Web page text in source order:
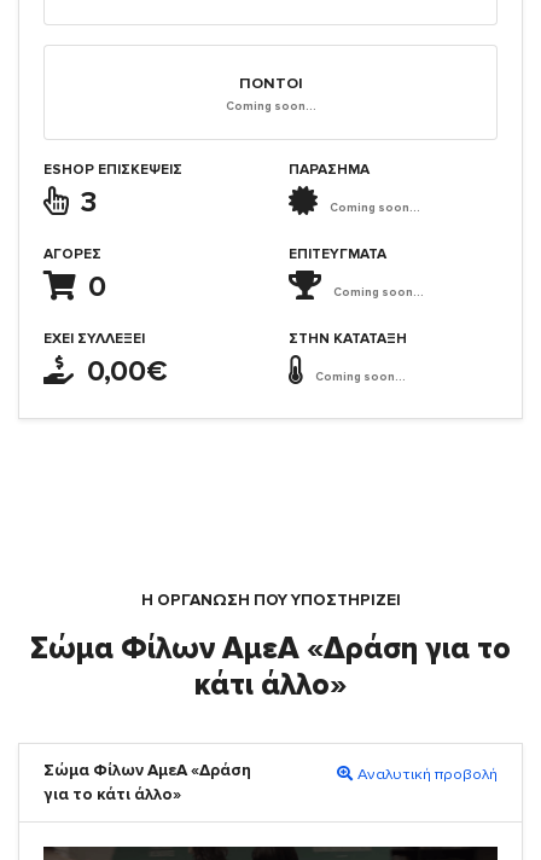
ΠΌΝΤΟΙ
Coming soon...
ESHOP ΕΠΙΣΚΈΨΕΙΣ
3
ΑΓΟΡΈΣ
0
ΈΧΕΙ ΣΥΛΛΈΞΕΙ
0,00€
ΠΑΡΑΣΗΜΑ
Coming soon...
ΕΠΙΤΕΎΓΜΑΤΑ
Coming soon...
ΣΤΗΝ ΚΑΤΆΤΑΞΗ
Coming soon...
Η ΟΡΓΆΝΩΣΗ ΠΟΥ ΥΠΟΣΤΗΡΙΖΕΙ
Σώμα Φίλων ΑμεΑ «Δράση για το
κάτι άλλο»
Σώμα Φίλων ΑμεΑ «Δράση
για το κάτι άλλο»
Αναλυτική προβολή